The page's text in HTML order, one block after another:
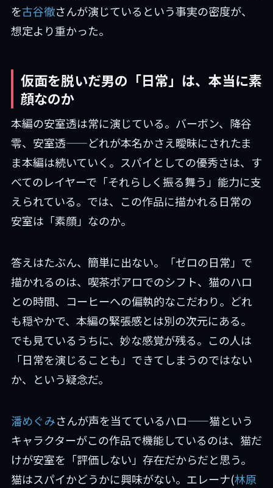
を古谷徹さんが演じているという事実の密度が、
想定より重かった。
仮面を脱いだ男の「日常」は、本当に素
顔なのか
本編の安室透は常に演じている。バーボン、降谷
零、安室透——どれが本名かさえ曖昧にされたま
ま本編は続いていく。スパイとしての優秀さは、す
べてのレイヤーで「それらしく振る舞う」能力に支
えられている。では、この作品に描かれる日常の
安室は「素顔」なのか。
答えはたぶん、簡単に出ない。「ゼロの日常」で
描かれるのは、喫茶ポアロでのシフト、猫のハロ
との時間、コーヒーへの偏執的なこだわり。どれ
も穏やかで、本編の緊張感とは別の次元にある。
でも見ているうちに、妙な感覚が残る。この人は
「日常を演じることも」できてしまうのではない
か、という疑念だ。
潘めぐみさんが声を当てているハロ——猫という
キャラクターがこの作品で機能しているのは、猫だ
けが安室を「評価しない」存在だからだと思う。
猫はスパイかどうかに興味がない。エレーナ(林原